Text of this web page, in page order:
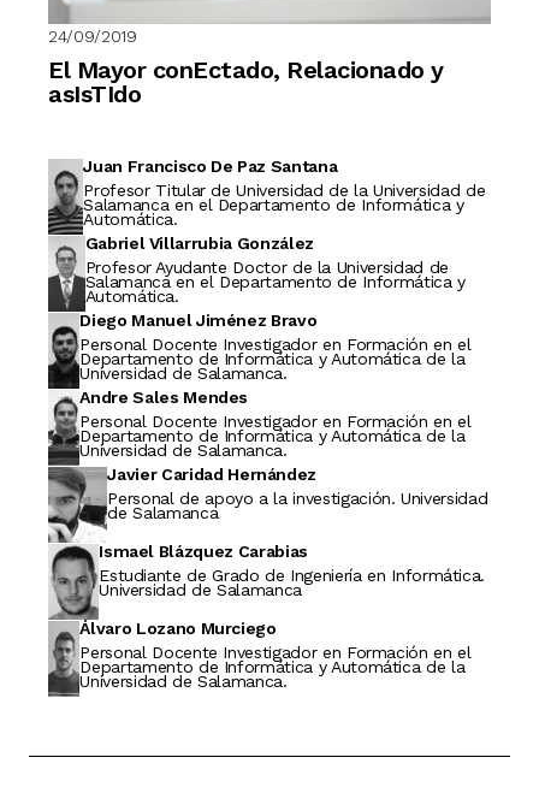
24/09/2019
El Mayor conEctado, Relacionado y
asIsTIdo
Juan Francisco De Paz Santana
Profesor Titular de Universidad de la Universidad de
Salamanca en el Departamento de Informática y
Automática.
Gabriel Villarrubia González
Profesor Ayudante Doctor de la Universidad de
Salamanca en el Departamento de Informática y
Automática.
Diego Manuel Jiménez Bravo
Personal Docente Investigador en Formación en el
Departamento de Informática y Automática de la
Universidad de Salamanca.
Andre Sales Mendes
Personal Docente Investigador en Formación en el
Departamento de Informática y Automática de la
Universidad de Salamanca.
Javier Caridad Hernández
Personal de apoyo a la investigación. Universidad
de Salamanca
Ismael Blázquez Carabias
Estudiante de Grado de Ingeniería en Informática.
Universidad de Salamanca
Álvaro Lozano Murciego
Personal Docente Investigador en Formación en el
Departamento de Informática y Automática de la
Universidad de Salamanca.